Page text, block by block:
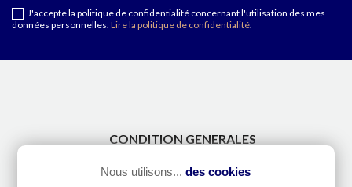
J'accepte la politique de confidentialité concernant l'utilisation des mes
données personnelles. Lire la politique de confidentialité.
CONDITION GENERALES
A PROPOS
Nous utilisons... des cookies